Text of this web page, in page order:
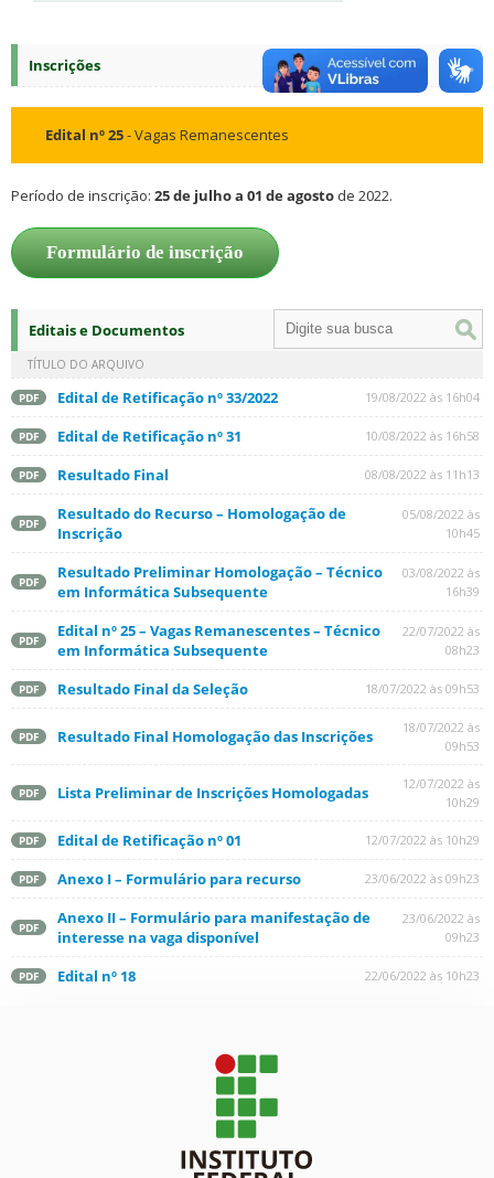
Inscrições
Edital nº 25- Vagas Remanescentes
Período de inscrição: 25 de julho a 01 de agosto de 2022.
Formulário de inscrição
Editais e Documentos
TÍTULO DO ARQUIVO
PDF Edital de Retificação nº 33/2022 19/08/2022 às 16h04
PDF Edital de Retificação nº 31 10/08/2022 às 16h58
PDF Resultado Final 08/08/2022 às 11h13
PDF
Resultado do Recurso – Homologação de
Inscrição
05/08/2022 às
10h45
PDF
Resultado Preliminar Homologação – Técnico
em Informática Subsequente
03/08/2022 às
16h39
PDF
Edital nº 25 – Vagas Remanescentes – Técnico
em Informática Subsequente
22/07/2022 às
08h23
PDF Resultado Final da Seleção 18/07/2022 às 09h53
PDF Resultado Final Homologação das Inscrições
18/07/2022 às
09h53
PDF Lista Preliminar de Inscrições Homologadas
12/07/2022 às
10h29
PDF Edital de Retificação nº 01 12/07/2022 às 10h29
PDF Anexo I – Formulário para recurso 23/06/2022 às 09h23
PDF
Anexo II – Formulário para manifestação de
interesse na vaga disponível
23/06/2022 às
09h23
PDF Edital nº 18 22/06/2022 às 10h23